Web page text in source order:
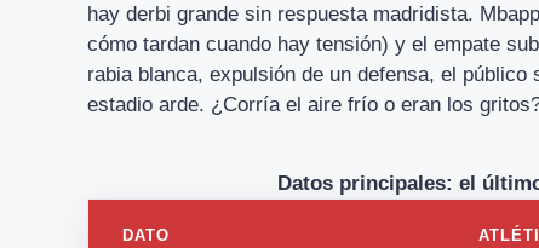
hay derbi grande sin respuesta madridista.
cómo tardan cuando hay tensión) y el empate
rabia blanca, expulsión de un defensa, el
estadio arde. ¿Corría el aire frío o eran los
Datos principales: el
DATO